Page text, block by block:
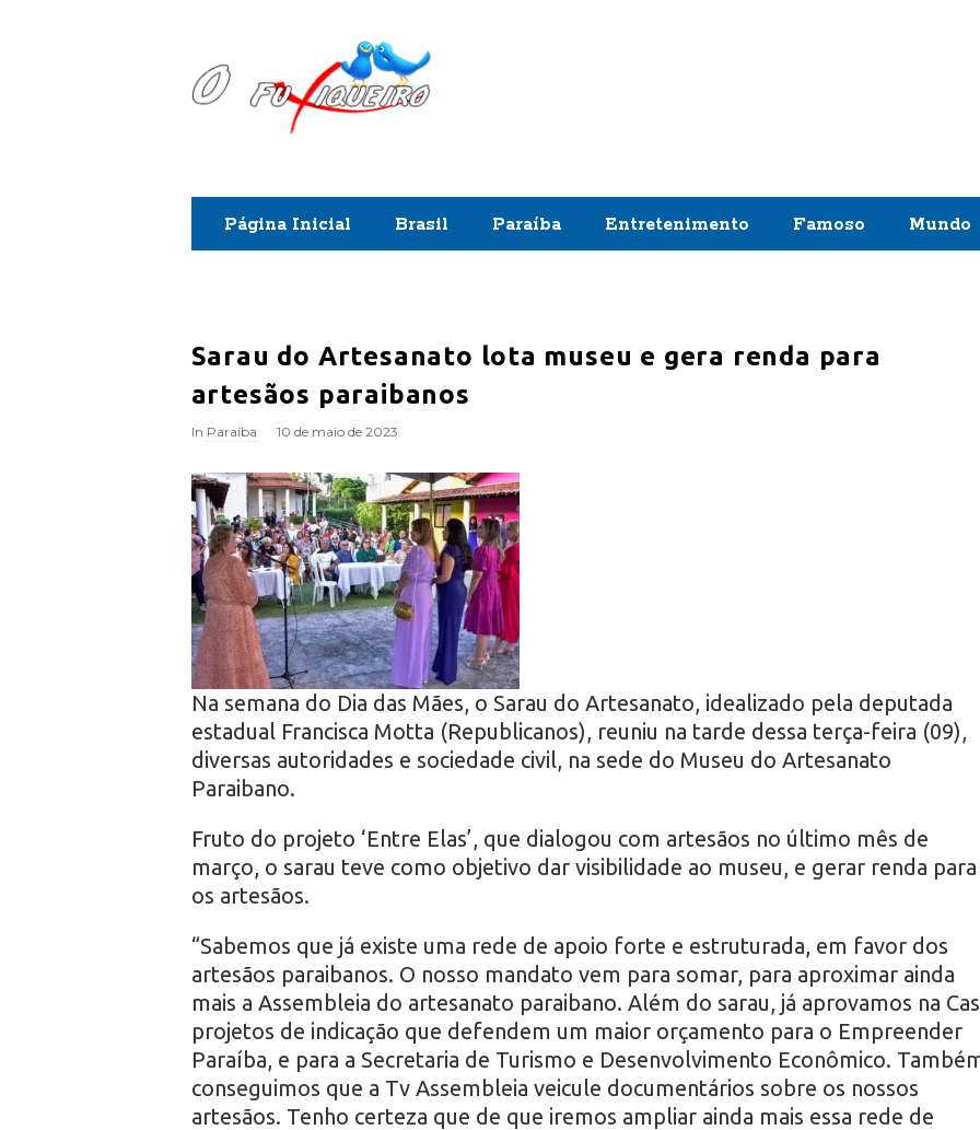
F
x
i
u
e
i
r
o
Página Inicial Brasil Paraíba Entretenimento Famoso Mundo
Sarau do Artesanato lota museu e gera renda para
artesãos paraibanos
In Paraíba 10 de maio de 2023
Na semana do Dia das Mães, o Sarau do Artesanato, idealizado pela deputada
estadual Francisca Motta (Republicanos), reuniu na tarde dessa terça-feira (09),
diversas autoridades e sociedade civil, na sede do Museu do Artesanato
Paraibano.
Fruto do projeto ‘Entre Elas’, que dialogou com artesãos no último mês de
março, o sarau teve como objetivo dar visibilidade ao museu, e gerar renda para
os artesãos.
“Sabemos que já existe uma rede de apoio forte e estruturada, em favor dos
artesãos paraibanos. O nosso mandato vem para somar, para aproximar ainda
mais a Assembleia do artesanato paraibano. Além do sarau, já aprovamos na
projetos de indicação que defendem um maior orçamento para o Empreender
Paraíba, e para a Secretaria de Turismo e Desenvolvimento Econômico.
conseguimos que a Tv Assembleia veicule documentários sobre os nossos
artesãos. Tenho certeza que de que iremos ampliar ainda mais essa rede de